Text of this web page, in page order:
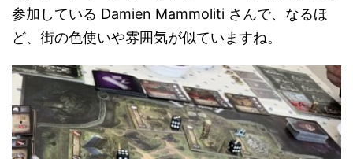
参加している Damien Mammoliti さんで、なるほ
ど、街の色使いや雰囲気が似ていますね。